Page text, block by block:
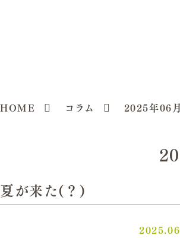
HOME コラム 2025年06月
夏が来た(？)